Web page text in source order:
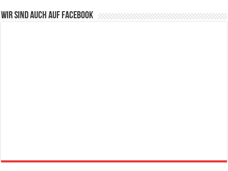
Wir sind auch auf Facebook